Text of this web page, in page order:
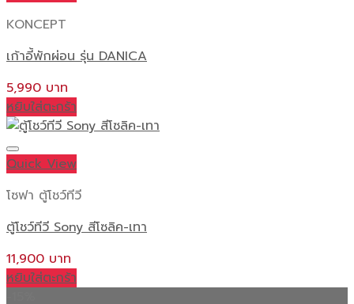
KONCEPT
เก้าอี้พักผ่อน รุ่น DANICA
5,990
หยิบใส่ตะกร้า
Quick View
โซฟา ตู้โชว์ทีวี
ตู้โชว์ทีวี Sony สีโซลิค-เทา
11,900
หยิบใส่ตะกร้า